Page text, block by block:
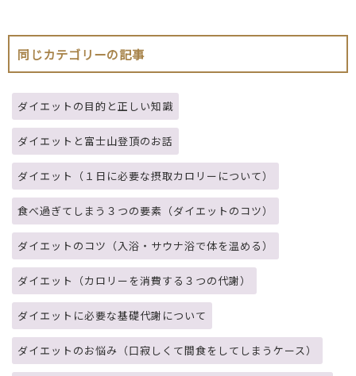
同じカテゴリーの記事
ダイエットの目的と正しい知識
ダイエットと富士山登頂のお話
ダイエット（１日に必要な摂取カロリーについて）
食べ過ぎてしまう３つの要素（ダイエットのコツ）
ダイエットのコツ（入浴・サウナ浴で体を温める）
ダイエット（カロリーを消費する３つの代謝）
ダイエットに必要な基礎代謝について
ダイエットのお悩み（口寂しくて間食をしてしまうケース）